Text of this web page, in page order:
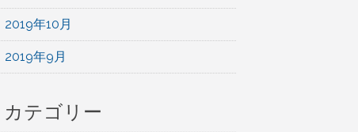
2019年10月
2019年9月
カテゴリー